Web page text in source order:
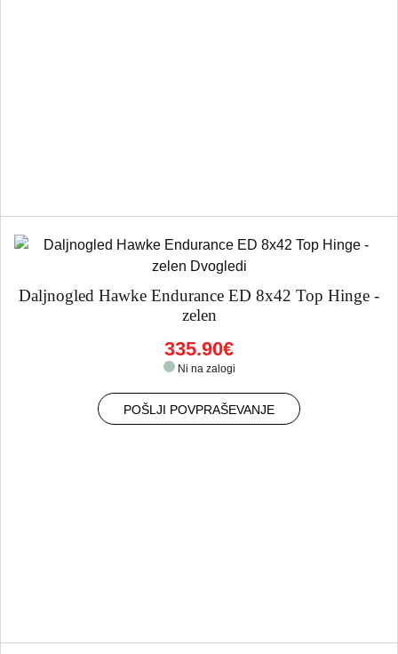
Daljnogled Hawke Endurance ED 8x42 Top Hinge -
zelen
335.90€
Ni na zalogi
POŠLJI POVPRAŠEVANJE